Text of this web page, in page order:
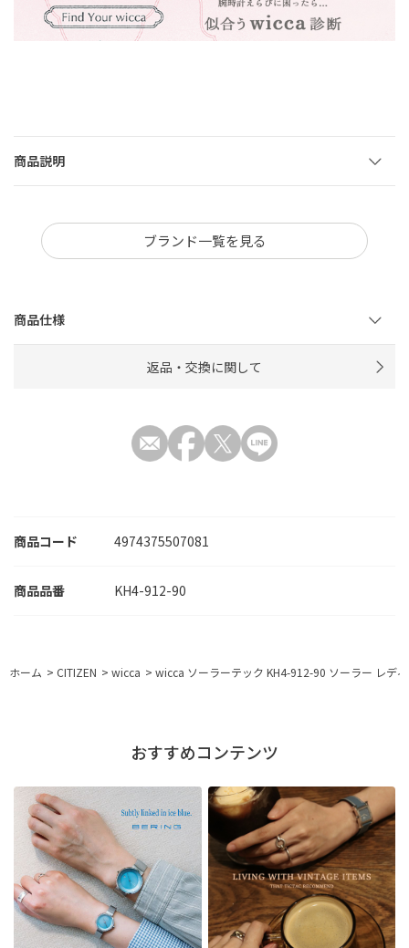
商品コード 4974375507081
KH4-912-90
商品説明
ブランド一覧を見る
商品仕様
返品・交換に関して
ホーム > CITIZEN > wicca > wicca ソーラーテック KH4-912-90 ソーラー レデ
おすすめコンテンツ